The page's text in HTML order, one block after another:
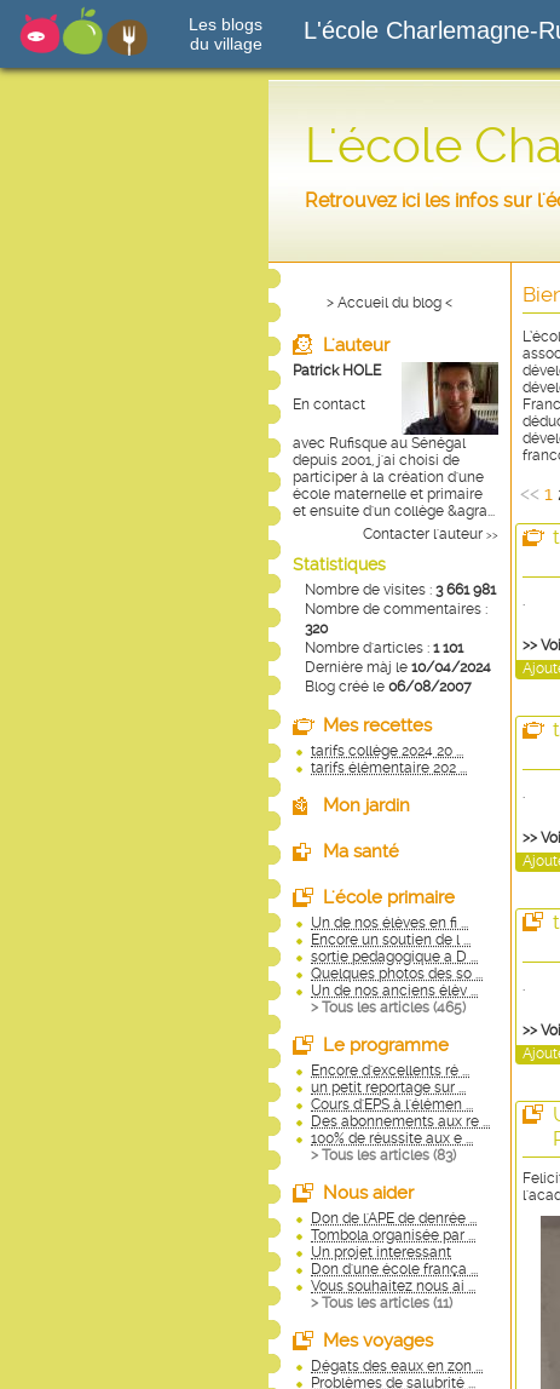
Les blogs
du village
L'école Charlemagne-
L'école
Retrouvez ici les infos sur
> Accueil du blog <
L'auteur
Patrick HOLE
En contact
avec Rufisque au Sénégal
depuis 2001, j'ai choisi de
participer à la création d'une
école maternelle et primaire
et ensuite d'un collège &agra...
Contacter l'auteur >>
Statistiques
Nombre de visites : 3 661 981
Nombre de commentaires :
320
Nombre d'articles : 1 101
Dernière màj le 10/04/2024
Blog créé le 06/08/2007
Mes recettes
tarifs collège 2024 20 ...
tarifs élémentaire 202 ...
Mon jardin
Ma santé
L'école primaire
Un de nos élèves en fi ...
Encore un soutien de l ...
sortie pedagogique a D ...
Quelques photos des so ...
Un de nos anciens élèv ...
> Tous les articles (465)
Le programme
Encore d'excellents ré ...
un petit reportage sur ...
Cours d'EPS à l'élémen ...
Des abonnements aux re ...
100% de réussite aux e ...
> Tous les articles (83)
Nous aider
Don de l'APE de denrée ...
Tombola organisée par ...
Un projet interessant
Don d'une école frança ...
Vous souhaitez nous ai ...
> Tous les articles (11)
Mes voyages
Dégats des eaux en zon ...
Problèmes de salubrité ...
<< 1
.
>>
.
>>
.
>>